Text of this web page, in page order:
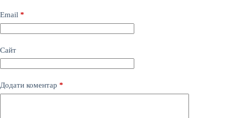
Email *
Сайт
Додати коментар *